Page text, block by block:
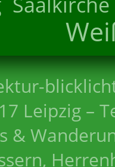
Leipzig –
&